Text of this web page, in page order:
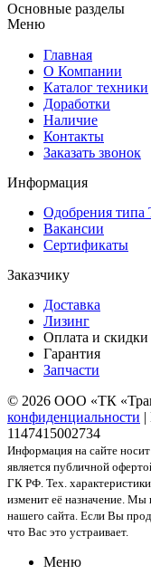
Основные разделы
Меню
Главная
О Компании
Каталог техники
Доработки
Наличие
Контакты
Заказать звонок
Информация
Одобрения типа
Вакансии
Сертификаты
Заказчику
Доставка
Лизинг
Оплата и скидки
Гарантия
Запчасти
© 2026 ООО «ТК
конфиденциальности |
1147415002734
Информация на сайте
является публичной
ГК РФ. Тех.
изменит её назначение. Мы
нашего сайта. Если Вы
что Вас это устраивает.
Меню